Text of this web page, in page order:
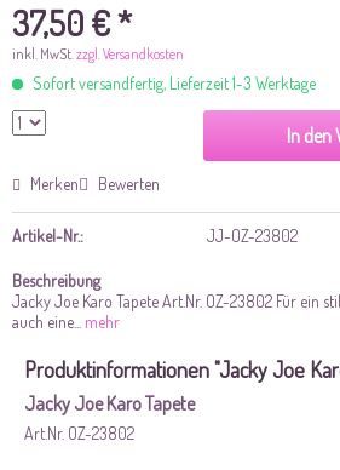
37,50 € *
inkl. MwSt.zzgl. Versandkosten
Sofort versandfertig, Lieferzeit 1-3 Werktage
In den
Merken Bewerten
Artikel-Nr.: JJ-OZ-23802
Beschreibung
Jacky Joe Karo Tapete Art.Nr. OZ-23802 Für ein
auch eine... mehr
Produktinformationen "Jacky Joe
Jacky Joe Karo Tapete
Art.Nr. OZ-23802